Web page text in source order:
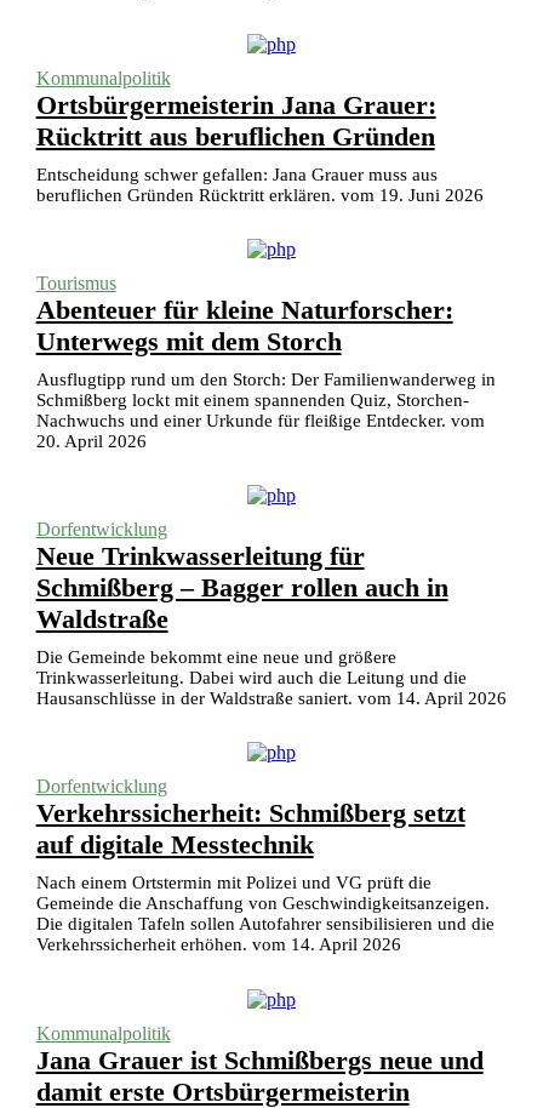
Kommunalpolitik
Ortsbürgermeisterin Jana Grauer:
Rücktritt aus beruflichen Gründen
Entscheidung schwer gefallen: Jana Grauer muss aus
beruflichen Gründen Rücktritt erklären. vom 19. Juni 2026
Tourismus
Abenteuer für kleine Naturforscher:
Unterwegs mit dem Storch
Ausflugtipp rund um den Storch: Der Familienwanderweg in
Schmißberg lockt mit einem spannenden Quiz, Storchen-
Nachwuchs und einer Urkunde für fleißige Entdecker. vom
20. April 2026
Dorfentwicklung
Neue Trinkwasserleitung für
Schmißberg – Bagger rollen auch in
Waldstraße
Die Gemeinde bekommt eine neue und größere
Trinkwasserleitung. Dabei wird auch die Leitung und die
Hausanschlüsse in der Waldstraße saniert. vom 14. April 2026
Dorfentwicklung
Verkehrssicherheit: Schmißberg setzt
auf digitale Messtechnik
Nach einem Ortstermin mit Polizei und VG prüft die
Gemeinde die Anschaffung von Geschwindigkeitsanzeigen.
Die digitalen Tafeln sollen Autofahrer sensibilisieren und die
Verkehrssicherheit erhöhen. vom 14. April 2026
Kommunalpolitik
Jana Grauer ist Schmißbergs neue und
damit erste Ortsbürgermeisterin